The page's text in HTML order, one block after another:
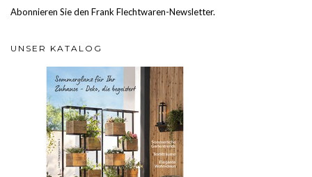
Abonnieren Sie den Frank Flechtwaren-Newsletter.
UNSER KATALOG